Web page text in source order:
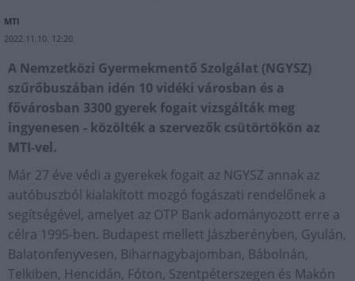
MTI
2022.11.10. 12:20
A Nemzetközi Gyermekmentő Szolgálat (NGYSZ)
szűrőbuszában idén 10 vidéki városban és a
fővárosban 3300 gyerek fogait vizsgálták meg
ingyenesen - közölték a szervezők csütörtökön az
MTI-vel.
Már 27 éve védi a gyerekek fogait az NGYSZ annak az
autóbuszból kialakított mozgó fogászati rendelőnek a
segítségével, amelyet az OTP Bank adományozott erre a
célra 1995-ben. Budapest mellett Jászberényben, Gyulán,
Balatonfenyvesen, Biharnagybajomban, Bábolnán,
Telkiben, Hencidán, Fóton, Szentpéterszegen és Makón